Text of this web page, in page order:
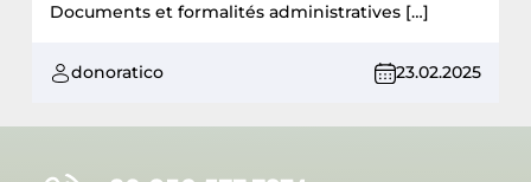
Documents et formalités administratives […]
donoratico 23.02.2025